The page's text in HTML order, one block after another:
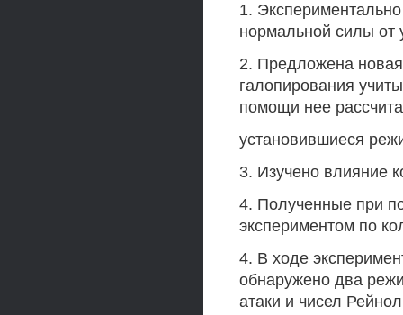
1.
нормальной силы от
2. Предложена новая
галопирования
помощи нее
установившиеся
3. Изучено влияние
4. Полученные при
экспериментом по
4. В ходе
обнаружено два
атаки и чисел